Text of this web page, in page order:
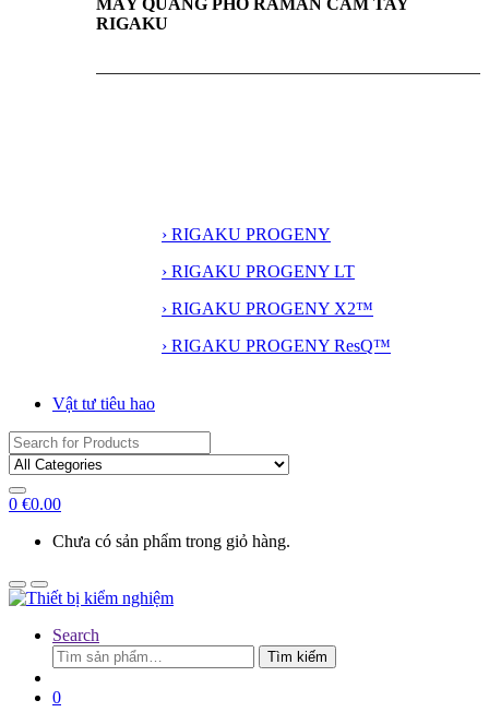
MÁY QUANG PHỔ RAMAN CẦM TAY
RIGAKU
› RIGAKU PROGENY
› RIGAKU PROGENY LT
› RIGAKU PROGENY X2™
› RIGAKU PROGENY ResQ™
Vật tư tiêu hao
Search
for:
0 €0.00
Chưa có sản phẩm trong giỏ hàng.
Search
Tìm
kiếm:
Tìm kiếm
0